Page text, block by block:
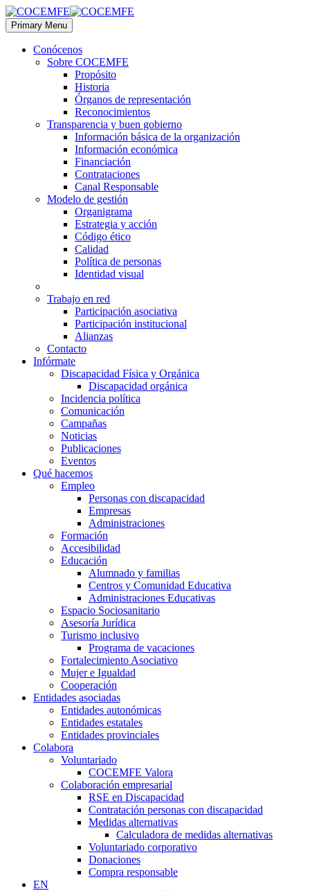
Primary Menu
Conócenos
Sobre COCEMFE
Propósito
Historia
Órganos de representación
Reconocimientos
Transparencia y buen gobierno
Información básica de la organización
Información económica
Financiación
Contrataciones
Canal Responsable
Modelo de gestión
Organigrama
Estrategia y acción
Código ético
Calidad
Política de personas
Identidad visual
Trabajo en red
Participación asociativa
Participación institucional
Alianzas
Contacto
Infórmate
Discapacidad Física y Orgánica
Discapacidad orgánica
Incidencia política
Comunicación
Campañas
Noticias
Publicaciones
Eventos
Qué hacemos
Empleo
Personas con discapacidad
Empresas
Administraciones
Formación
Accesibilidad
Educación
Alumnado y familias
Centros y Comunidad Educativa
Administraciones Educativas
Espacio Sociosanitario
Asesoría Jurídica
Turismo inclusivo
Programa de vacaciones
Fortalecimiento Asociativo
Mujer e Igualdad
Cooperación
Entidades asociadas
Entidades autonómicas
Entidades estatales
Entidades provinciales
Colabora
Voluntariado
COCEMFE Valora
Colaboración empresarial
RSE en Discapacidad
Contratación personas con discapacidad
Medidas alternativas
Calculadora de medidas alternativas
Voluntariado corporativo
Donaciones
Compra responsable
EN